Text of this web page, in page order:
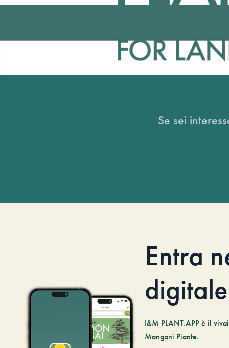
Se sei
Entra
digitale
I&M PLANT.APP è il
Mangoni Piante.